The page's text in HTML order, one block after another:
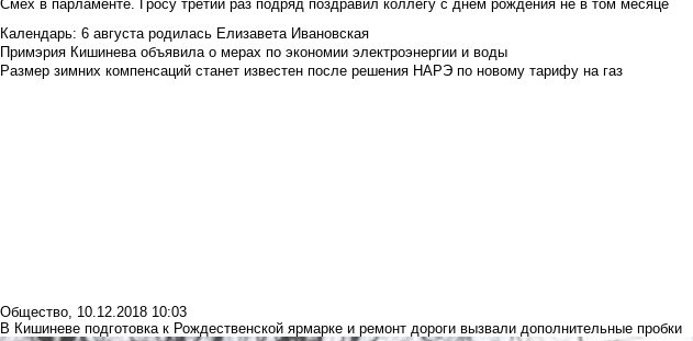
Смех в парламенте. Гросу третий раз подряд поздравил коллегу с днем рождения не в том месяце
Календарь: 6 августа родилась Елизавета Ивановская
Примэрия Кишинева объявила о мерах по экономии электроэнергии и воды
Размер зимних компенсаций станет известен после решения НАРЭ по новому тарифу на газ
Общество, 10.12.2018 10:03
В Кишиневе подготовка к Рождественской ярмарке и ремонт дороги вызвали дополнительные пробки